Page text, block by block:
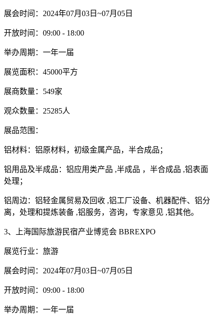
展会时间：2024年07月03日~07月05日
开放时间：09:00 - 18:00
举办周期：一年一届
展览面积：45000平方
展商数量：549家
观众数量：25285人
展品范围：
铝材料：铝原材料，初级金属产品，半合成品；
铝用品及半成品：铝应用类产品 ,半成品 ，半合成品 ,铝表面
处理；
铝周边：铝轻金属贸易及回收 ,铝工厂设备、机器配件、铝分
离，处理和提炼装备 ,铝服务，咨询，专家意见 ,铝其他。
3、上海国际旅游民宿产业博览会 BBREXPO
展览行业：旅游
展会时间：2024年07月03日~07月05日
开放时间：09:00 - 18:00
举办周期：一年一届